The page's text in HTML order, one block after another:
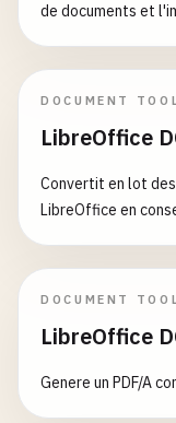
de documents et
DOCUMENT
LibreOffice
Convertit en lot
LibreOffice en
DOCUMENT
LibreOffice
Genere un PDF/A